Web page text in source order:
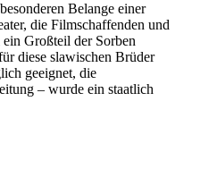
Belange einer
die Filmschaffenden und
Großteil der Sorben
diese slawischen Brüder
geeignet, die
– wurde ein staatlich